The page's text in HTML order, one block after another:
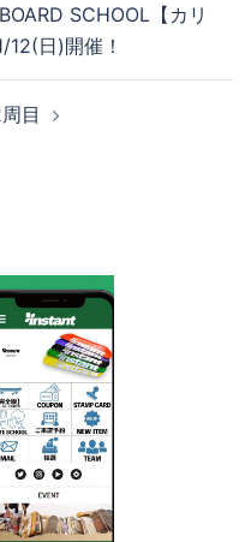
SCHOOL【カリ
12(日)開催！
目